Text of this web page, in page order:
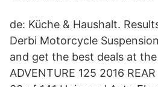
de: Küche & Haushalt.
Derbi Motorcycle
and get the best deals at the
ADVENTURE 125 2016